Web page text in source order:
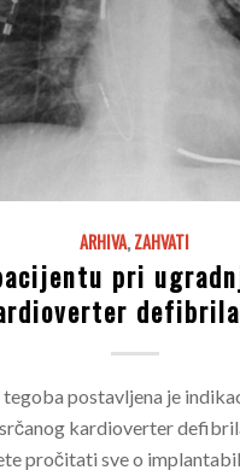
ARHIVA,ZAHVATI
pri
postavljena je
kardioverter
pročitati sve o